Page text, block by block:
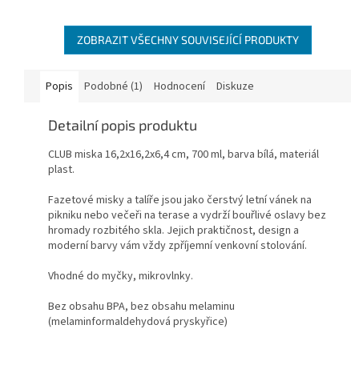
ZOBRAZIT VŠECHNY SOUVISEJÍCÍ PRODUKTY
Popis Podobné (1) Hodnocení Diskuze
Detailní popis produktu
CLUB miska 16,2x16,2x6,4 cm, 700 ml, barva bílá, materiál
plast.
Fazetové misky a talíře jsou jako čerstvý letní vánek na
pikniku nebo večeři na terase a vydrží bouřlivé oslavy bez
hromady rozbitého skla. Jejich praktičnost, design a
moderní barvy vám vždy zpříjemní venkovní stolování.
Vhodné do myčky, mikrovlnky.
Bez obsahu BPA, bez obsahu melaminu
(melaminformaldehydová pryskyřice)